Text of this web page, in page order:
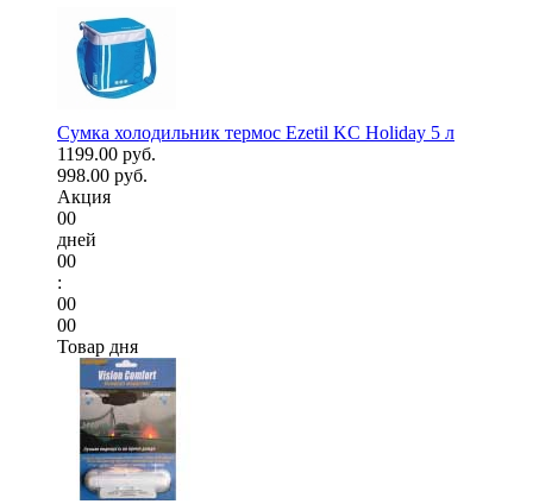
Сумка холодильник термос Ezetil KC Holiday 5 л
1199.00 руб.
998.00 руб.
Акция
00
дней
00
:
00
00
Товар дня